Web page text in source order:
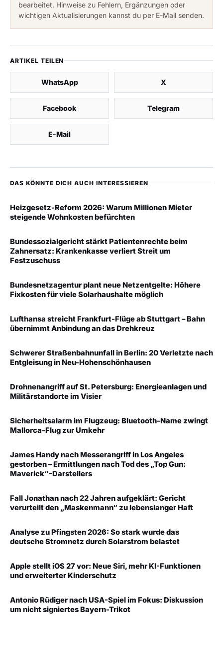
bearbeitet. Hinweise zu Fehlern, Ergänzungen oder
wichtigen Aktualisierungen kannst du per E-Mail senden.
ARTIKEL TEILEN
WhatsApp X
Facebook Telegram
E-Mail
DAS KÖNNTE DICH AUCH INTERESSIEREN
Heizgesetz-Reform 2026: Warum Millionen Mieter
steigende Wohnkosten befürchten
Bundessozialgericht stärkt Patientenrechte beim
Zahnersatz: Krankenkasse verliert Streit um
Festzuschuss
Bundesnetzagentur plant neue Netzentgelte: Höhere
Fixkosten für viele Solarhaushalte möglich
Lufthansa streicht Frankfurt-Flüge ab Stuttgart – Bahn
übernimmt Anbindung an das Drehkreuz
Schwerer Straßenbahnunfall in Berlin: 20 Verletzte nach
Entgleisung in Neu-Hohenschönhausen
Drohnenangriff auf St. Petersburg: Energieanlagen und
Militärstandorte im Visier
Sicherheitsalarm im Flugzeug: Bluetooth-Name zwingt
Mallorca-Flug zur Umkehr
James Handy nach Messerangriff in Los Angeles
gestorben – Ermittlungen nach Tod des „Top Gun:
Maverick“-Darstellers
Fall Jonathan nach 22 Jahren aufgeklärt: Gericht
verurteilt den „Maskenmann“ zu lebenslanger Haft
Analyse zu Pfingsten 2026: So stark wurde das
deutsche Stromnetz durch Solarstrom belastet
Apple stellt iOS 27 vor: Neue Siri, mehr KI-Funktionen
und erweiterter Kinderschutz
Antonio Rüdiger nach USA-Spiel im Fokus: Diskussion
um nicht signiertes Bayern-Trikot